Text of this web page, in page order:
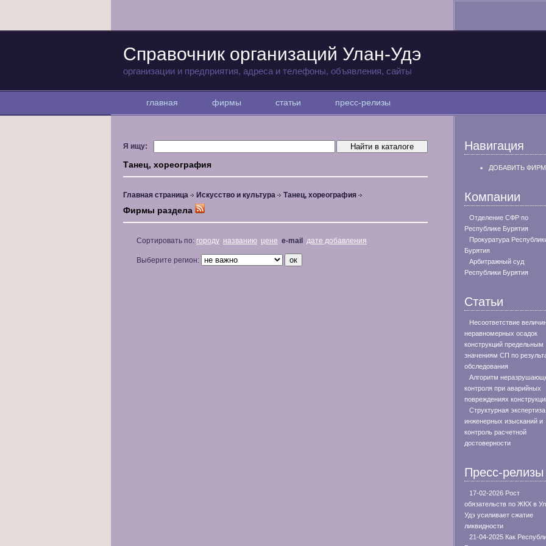
Справочник организаций Улан-Удэ
организации и предприятия, адреса и телефоны, объявления, сайты
главная фирмы статьи пресс-релизы
Я ищу:
Танец, хореография
Главная страница Искусство и культура Танец, хореография
Фирмы раздела
Сортировать по: городу названию цене e-mail дате добавления
Выберите регион:
Навигация
ДОБАВИТЬ
Компании
Отделение СФР по
Республике Бурятия
Прокуратура
Бурятия
Арбитражный суд
Республики Бурятия
Статьи
Несоответствие
неравномерных осадок
конструкций предельным
значениям СП по
обследования
Алгоритм
контроля при аварийных
повреждениях
Структурная экспертиза
инженерных изысканий и
контроль расчетной
достоверности
Пресс-релизы
17-02-2026 Рост
обязательств по ЖКХ в
Удэ усиливает сжатие
ликвидности
21-04-2025 Как